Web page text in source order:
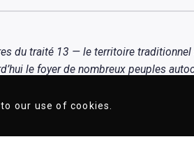
du traité 13 — le territoire
le foyer de nombreux peuples
our use of cookies.